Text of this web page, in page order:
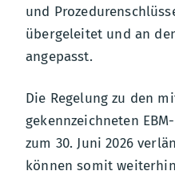
und
übergeleitet und an
angepasst.
Die Regelung zu den
gekennzeichneten
zum 30. Juni 2026
können somit